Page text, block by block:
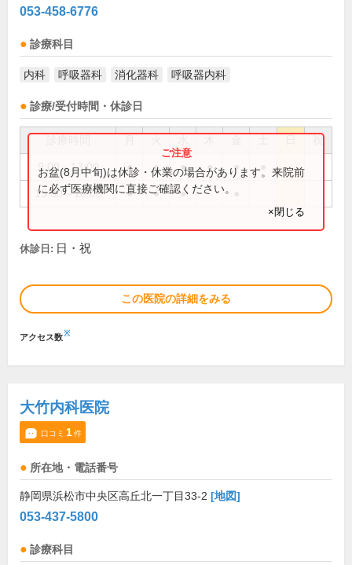
053-458-6776
診療科目
内科 呼吸器科 消化器科 呼吸器内科
診療/受付時間・休診日
祝
9:00～13:00 ● ● ● ● ●
15:30～18:00 ● ● ●
お盆(8月中旬)は休診・休業の場合があります。来院前
に必ず医療機関に直接ご確認ください。
×閉じる
休診日: 日・祝
この医院の詳細をみる
アクセス数※
大竹内科医院
口コミ 1件
所在地・電話番号
静岡県浜松市中央区高丘北一丁目33-2 [地図]
053-437-5800
診療科目